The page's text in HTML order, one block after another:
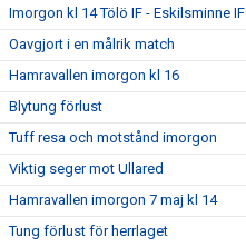
Imorgon kl 14 Tölö IF - Eskilsminne IF
Oavgjort i en målrik match
Hamravallen imorgon kl 16
Blytung förlust
Tuff resa och motstånd imorgon
Viktig seger mot Ullared
Hamravallen imorgon 7 maj kl 14
Tung förlust för herrlaget